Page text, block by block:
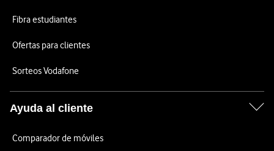
Fibra estudiantes
Ofertas para clientes
Sorteos Vodafone
Ayuda al cliente
Comparador de móviles